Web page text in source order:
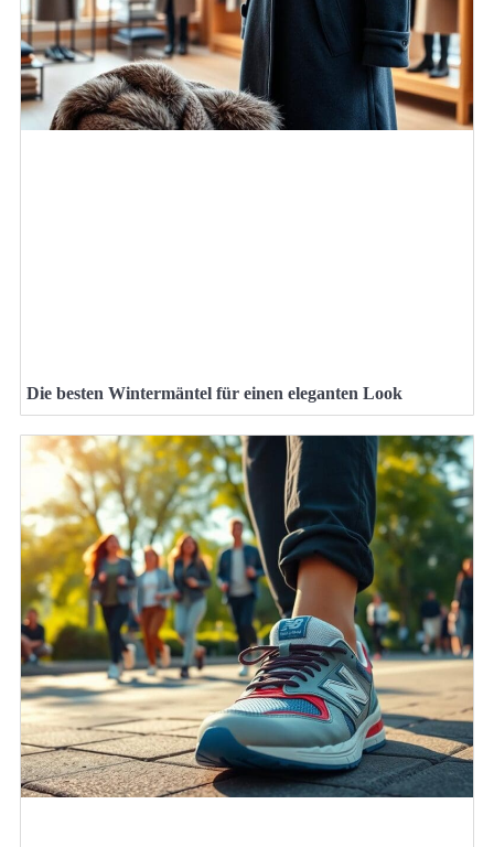
Die besten Wintermäntel für einen eleganten Look